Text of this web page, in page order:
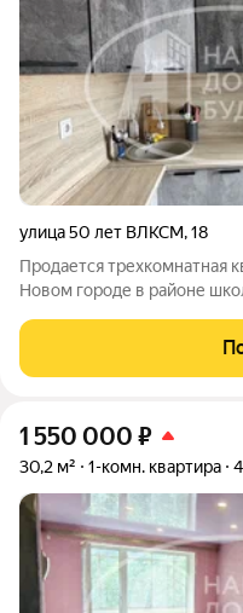
улица 50 лет ВЛКСМ,18
Продается трехкомнатная
Новом городе в районе
натяжные потолки,
установлены стекло-пакеты,
1 550 000 ₽
30,2 м² 1-комн. квартира